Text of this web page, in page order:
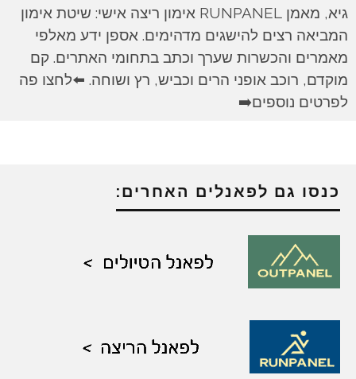
גיא, מאמן RUNPANEL אימון ריצה אישי: שיטת אימון
המביאה רצים להישגים מדהימים. אספן ידע מאלפי
מאמרים והכשרות שערך וכתב בתחומי האתרים. קם
מוקדם, רוכב אופני הרים וכביש, רץ ושוחה. ⬅️לחצו פה
לפרטים נוספים➡️
כנסו גם לפאנלים האחרים: